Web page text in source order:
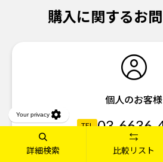
詳細検索 比較リスト
購入に関するお
個人のお客様
TEL 03-6636-
03-6636-